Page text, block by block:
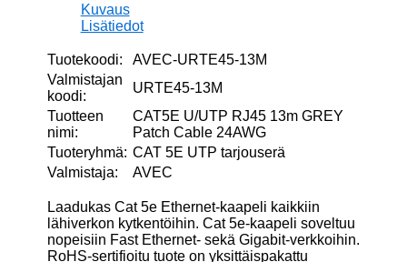
Kuvaus
Lisätiedot
Tuotekoodi:
AVEC-URTE45-13M
Valmistajan
koodi:
URTE45-13M
Tuotteen
nimi:
CAT5E U/UTP RJ45 13m GREY
Patch Cable 24AWG
Tuoteryhmä: CAT 5E UTP tarjouserä
Valmistaja:
AVEC
Laadukas Cat 5e Ethernet-kaapeli kaikkiin
lähiverkon kytkentöihin. Cat 5e-kaapeli soveltuu
nopeisiin Fast Ethernet- sekä Gigabit-verkkoihin.
RoHS-sertifioitu tuote on yksittäispakattu